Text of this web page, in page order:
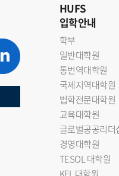
HUFS
입학안내
학부
일반대학원
통번역대학원
국제지역대학원
법학전문대학원
교육대학원
글로벌공공리더
경영대학원
TESOL 대학원